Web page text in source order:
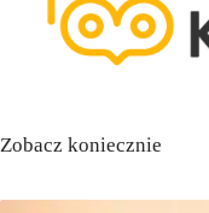
Zobacz koniecznie